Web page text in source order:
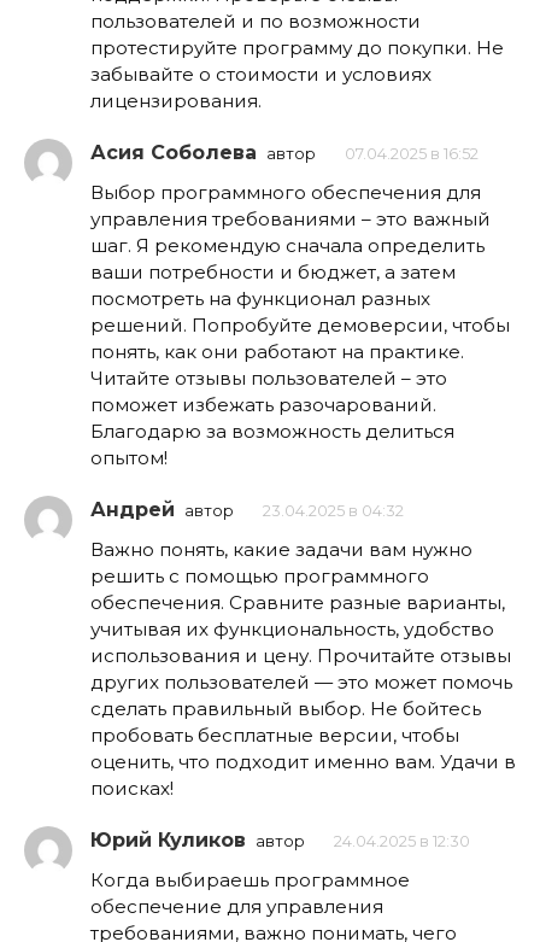
пользователей и по возможности
протестируйте программу до покупки. Не
забывайте о стоимости и условиях
лицензирования.
Асия Соболева автор 07.04.2025 в 16:52
Выбор программного обеспечения для
управления требованиями – это важный
шаг. Я рекомендую сначала определить
ваши потребности и бюджет, а затем
посмотреть на функционал разных
решений. Попробуйте демоверсии, чтобы
понять, как они работают на практике.
Читайте отзывы пользователей – это
поможет избежать разочарований.
Благодарю за возможность делиться
опытом!
Андрей автор 23.04.2025 в 04:32
Важно понять, какие задачи вам нужно
решить с помощью программного
обеспечения. Сравните разные варианты,
учитывая их функциональность, удобство
использования и цену. Прочитайте отзывы
других пользователей — это может помочь
сделать правильный выбор. Не бойтесь
пробовать бесплатные версии, чтобы
оценить, что подходит именно вам. Удачи в
поисках!
Юрий Куликов автор 24.04.2025 в 12:30
Когда выбираешь программное
обеспечение для управления
требованиями, важно понимать, чего